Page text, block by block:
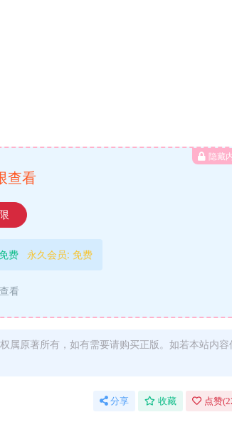
隐藏
查看
费 永久会员: 免费
看
属原著所有，如有需要请购买正版。如若本站内容
分享 收藏 点赞(